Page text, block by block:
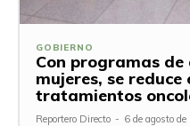
GOBIERNO
Con programas de
mujeres, se
tratamientos
Reportero Directo - 6 de agosto